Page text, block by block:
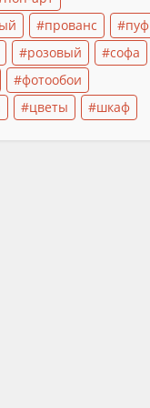
прованс
пуф
розовый
софа
фотообои
цветы шкаф